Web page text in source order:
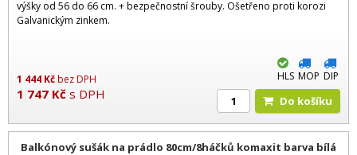
výšky od 56 do 66 cm. + bezpečnostní šrouby. Ošetřeno proti korozi
Galvanickým zinkem.
1 444 Kčbez DPH
1 747 Kč s DPH
HLS MOP DIP
Do košíku
Balkónový sušák na prádlo 80cm/8háčků komaxit barva bílá